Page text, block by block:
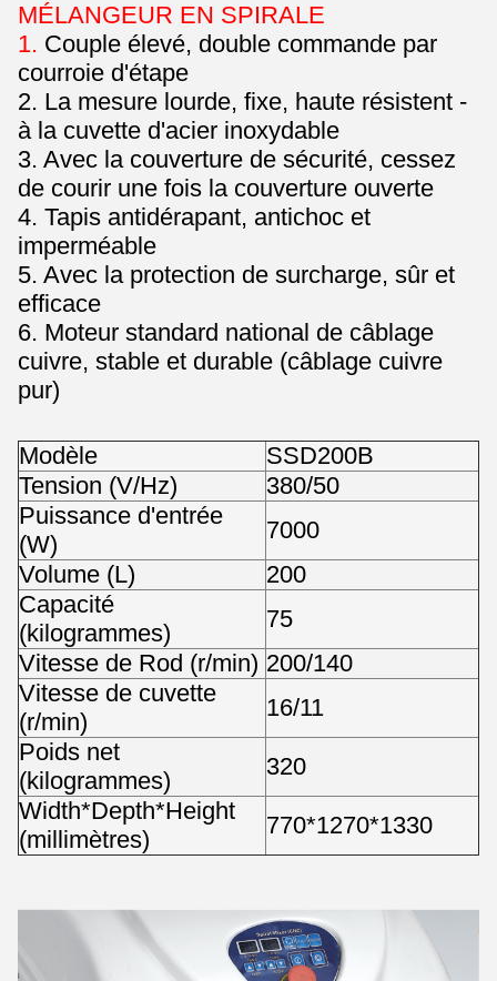
MÉLANGEUR EN SPIRALE
1. Couple élevé, double commande par
courroie d'étape
2. La mesure lourde, fixe, haute résistent -
à la cuvette d'acier inoxydable
3. Avec la couverture de sécurité, cessez
de courir une fois la couverture ouverte
4. Tapis antidérapant, antichoc et
imperméable
5. Avec la protection de surcharge, sûr et
efficace
6. Moteur standard national de câblage
cuivre, stable et durable (câblage cuivre
pur)
Modèle
SSD200B
Tension (V/Hz)
380/50
Puissance d'entrée
(W)
7000
Volume (L)
200
Capacité
(kilogrammes)
75
Vitesse de Rod (r/min) 200/140
Vitesse de cuvette
(r/min)
16/11
Poids net
(kilogrammes)
320
Width*Depth*Height
(millimètres)
770*1270*1330